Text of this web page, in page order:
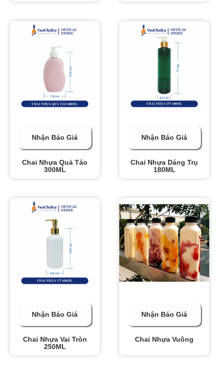
Nhận Báo Giá
Chai Nhựa Quả Táo
300ML
Nhận Báo Giá
Chai Nhựa Dáng Trụ
180ML
Nhận Báo Giá
Chai Nhựa Vai Tròn
250ML
Nhận Báo Giá
Chai Nhựa Vuông